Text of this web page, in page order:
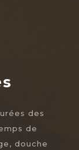
des
de
douche